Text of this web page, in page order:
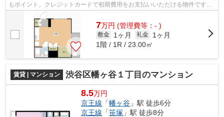
もポイント。クレジットカードで初期費用をお支払いいただける物件です。
駅まで徒歩11分の物件です。行く先に...
7万円 (管理費等：- )
敷金 1ヶ月 礼金
1ヶ月
1階 / 1R / 23.00㎡
賃貸 | マンション 渋谷区幡ヶ谷１丁目のマンション
8.5万円
京王線 「幡ヶ谷 」駅 徒歩6分
京王線 「笹塚 」駅 徒歩8分